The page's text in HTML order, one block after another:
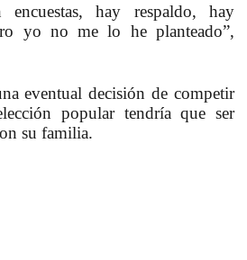
encuestas, hay respaldo, hay
yo no me lo he planteado”,
eventual decisión de competir
popular tendría que ser
su familia.